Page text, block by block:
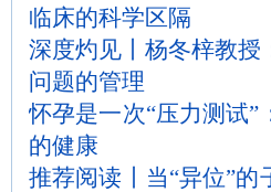
临床的科学区隔
深度灼见丨杨冬梓教
问题的管理
怀孕是一次“压力测试
的健康
推荐阅读丨当“异位”